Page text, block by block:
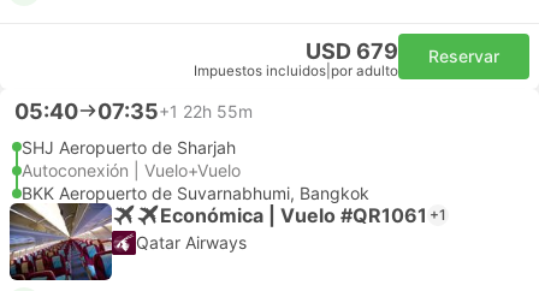
USD 679
Impuestos incluidos por adulto
Reservar
05:40 07:35+1 22h 55m
SHJ Aeropuerto de Sharjah
Autoconexión | Vuelo+Vuelo
BKK Aeropuerto de Suvarnabhumi, Bangkok
Económica | Vuelo #QR1061 +1
Qatar Airways